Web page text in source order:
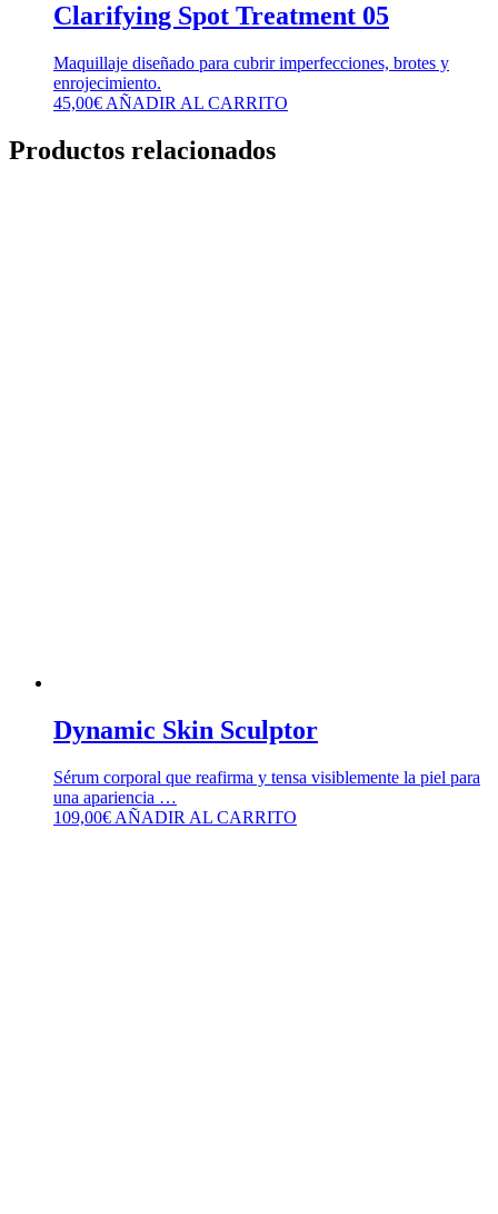
Clarifying Spot Treatment 05
Maquillaje diseñado para cubrir imperfecciones, brotes y
enrojecimiento.
45,00€ AÑADIR AL CARRITO
Productos relacionados
Dynamic Skin Sculptor
Sérum corporal que reafirma y tensa visiblemente la piel para
una apariencia …
109,00€ AÑADIR AL CARRITO